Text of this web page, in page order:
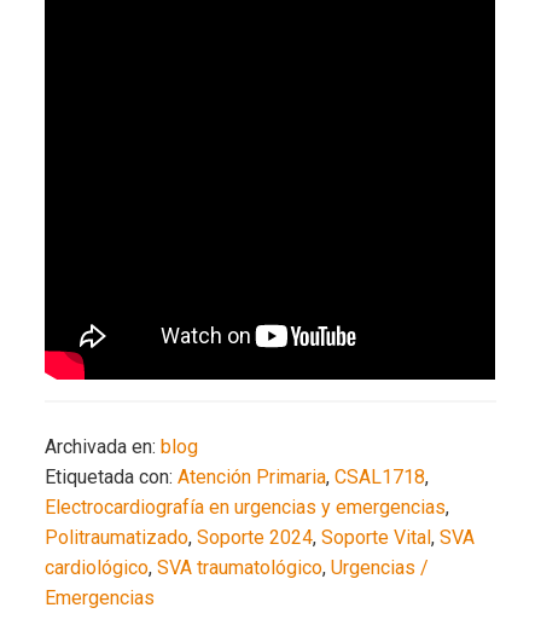
Archivada en:blog
Etiquetada con:Atención Primaria,CSAL1718,
Electrocardiografía en urgencias y emergencias,
Politraumatizado,Soporte 2024,Soporte Vital,SVA
cardiológico,SVA traumatológico,Urgencias /
Emergencias